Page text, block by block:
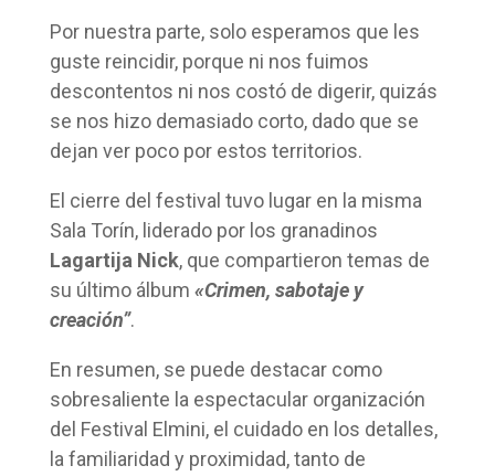
Por nuestra parte, solo esperamos que les
guste reincidir, porque ni nos fuimos
descontentos ni nos costó de digerir, quizás
se nos hizo demasiado corto, dado que se
dejan ver poco por estos territorios.
El cierre del festival tuvo lugar en la misma
Sala Torín, liderado por los granadinos
Lagartija Nick, que compartieron temas de
su último álbum «Crimen, sabotaje y
creación”.
En resumen, se puede destacar como
sobresaliente la espectacular organización
del Festival Elmini, el cuidado en los detalles,
la familiaridad y proximidad, tanto de